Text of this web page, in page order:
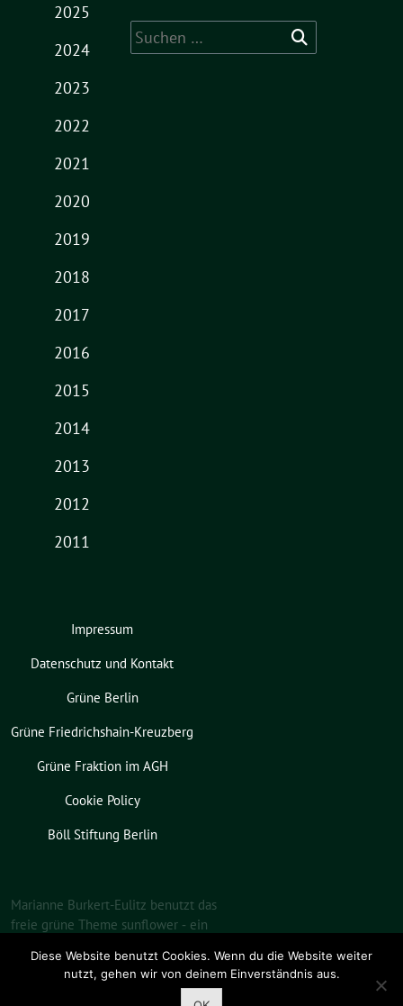
2025
2024
2023
2022
2021
2020
2019
2018
2017
2016
2015
2014
2013
2012
2011
Suche
nach:
Impressum
Datenschutz und Kontakt
Grüne Berlin
Grüne Friedrichshain-Kreuzberg
Grüne Fraktion im AGH
Cookie Policy
Böll Stiftung Berlin
Marianne Burkert-Eulitz benutzt das
freie grüne Theme sunflower ‐ ein
Diese Website benutzt Cookies. Wenn du die Website weiter
nutzt, gehen wir von deinem Einverständnis aus.